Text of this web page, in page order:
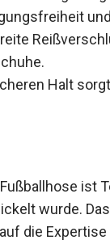
Schuhe.
Halt
ist
wurde.
auf die